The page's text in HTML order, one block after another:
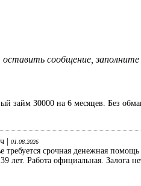
сообщение, заполните
займ 30000 на 6 месяцев. Без
| 01.08.2026
срочная денежная
лет. Работа официальная. Залога